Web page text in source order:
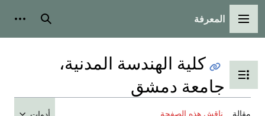
القائمة الرئيسية
المعرفة بحث
تبديل عرض جدول المحتويات
كلية الهندسة المدنية،
جامعة دمشق
مقالة ناقش هذه الصفحة